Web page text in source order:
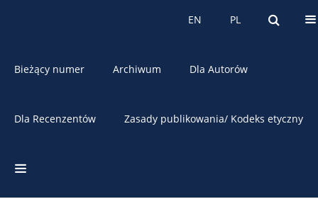
PL
EN PL
EN
Bieżący numer Archiwum Dla Autorów
Dla Recenzentów Zasady publikowania/ Kodeks etyczny
Indeks dziedzin